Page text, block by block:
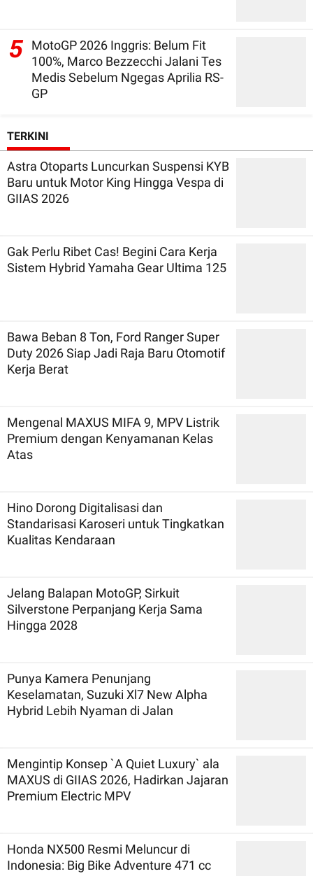
5 MotoGP 2026 Inggris: Belum Fit
100%, Marco Bezzecchi Jalani Tes
Medis Sebelum Ngegas Aprilia RS-
GP
TERKINI
Astra Otoparts Luncurkan Suspensi KYB
Baru untuk Motor King Hingga Vespa di
GIIAS 2026
Gak Perlu Ribet Cas! Begini Cara Kerja
Sistem Hybrid Yamaha Gear Ultima 125
Bawa Beban 8 Ton, Ford Ranger Super
Duty 2026 Siap Jadi Raja Baru Otomotif
Kerja Berat
Mengenal MAXUS MIFA 9, MPV Listrik
Premium dengan Kenyamanan Kelas
Atas
Hino Dorong Digitalisasi dan
Standarisasi Karoseri untuk Tingkatkan
Kualitas Kendaraan
Jelang Balapan MotoGP, Sirkuit
Silverstone Perpanjang Kerja Sama
Hingga 2028
Punya Kamera Penunjang
Keselamatan, Suzuki Xl7 New Alpha
Hybrid Lebih Nyaman di Jalan
Mengintip Konsep `A Quiet Luxury` ala
MAXUS di GIIAS 2026, Hadirkan Jajaran
Premium Electric MPV
Honda NX500 Resmi Meluncur di
Indonesia: Big Bike Adventure 471 cc